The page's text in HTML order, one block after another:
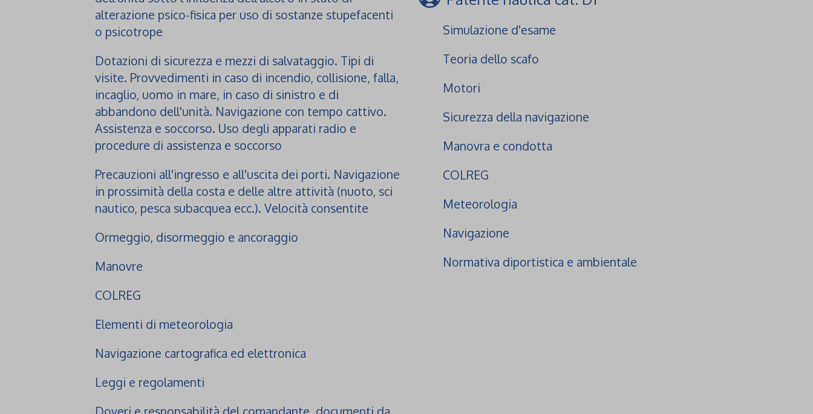
alterazione psico-fisica per uso di sostanze stupefacenti
o psicotrope
Dotazioni di sicurezza e mezzi di salvataggio. Tipi di
visite. Provvedimenti in caso di incendio, collisione, falla,
incaglio, uomo in mare, in caso di sinistro e di
abbandono dell'unità. Navigazione con tempo cattivo.
Assistenza e soccorso. Uso degli apparati radio e
procedure di assistenza e soccorso
Precauzioni all'ingresso e all'uscita dei porti. Navigazione
in prossimità della costa e delle altre attività (nuoto, sci
nautico, pesca subacquea ecc.). Velocità consentite
Ormeggio, disormeggio e ancoraggio
Manovre
COLREG
Elementi di meteorologia
Navigazione cartografica ed elettronica
Leggi e regolamenti
Simulazione d'esame
Teoria dello scafo
Motori
Sicurezza della navigazione
Manovra e condotta
COLREG
Meteorologia
Navigazione
Normativa diportistica e ambientale